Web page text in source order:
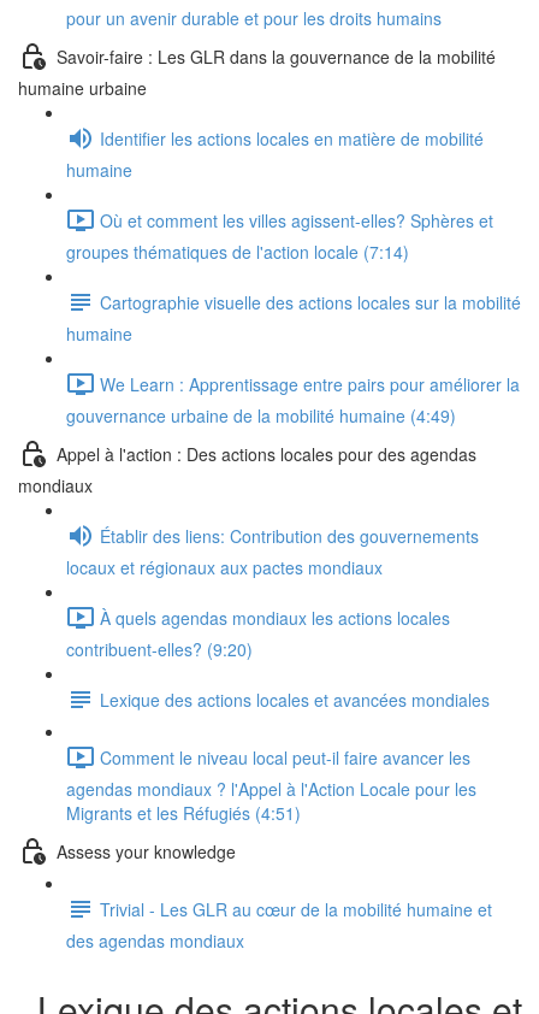
pour un avenir durable et pour les droits humains
Savoir-faire : Les GLR dans la gouvernance de la mobilité
humaine urbaine
Identifier les actions locales en matière de mobilité
humaine
Où et comment les villes agissent-elles? Sphères et
groupes thématiques de l'action locale (7:14)
Cartographie visuelle des actions locales sur la mobilité
humaine
We Learn : Apprentissage entre pairs pour améliorer la
gouvernance urbaine de la mobilité humaine (4:49)
Appel à l'action : Des actions locales pour des agendas
mondiaux
Établir des liens: Contribution des gouvernements
locaux et régionaux aux pactes mondiaux
À quels agendas mondiaux les actions locales
contribuent-elles? (9:20)
Lexique des actions locales et avancées mondiales
Comment le niveau local peut-il faire avancer les
agendas mondiaux ? l'Appel à l'Action Locale pour les
Migrants et les Réfugiés (4:51)
Assess your knowledge
Trivial - Les GLR au cœur de la mobilité humaine et
des agendas mondiaux